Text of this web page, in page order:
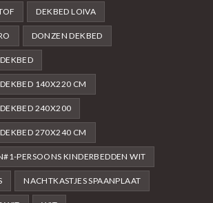
DEKBED LOIVA
DONZEN DEKBED
140X220 CM
240X200
270X240 CM
PERSOONS KINDERBEDDEN WIT
NACHTKASTJES SPAANPLAAT